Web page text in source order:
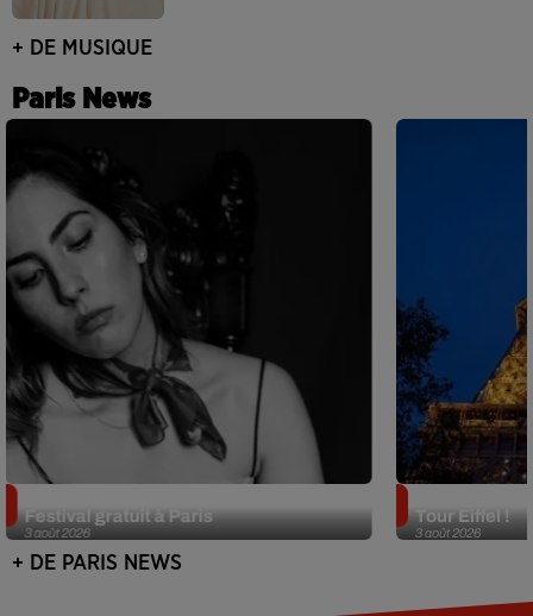
+ DE MUSIQUE
Paris News
3 août 2026
Festival gratuit à Paris
3 août 2026
Tour Eiffel !
+ DE PARIS NEWS